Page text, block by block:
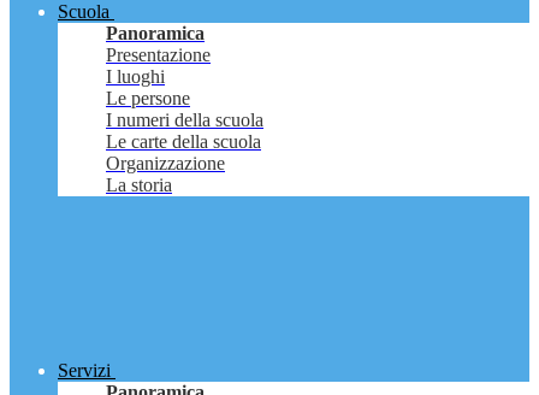
Scuola
Panoramica
Presentazione
I luoghi
Le persone
I numeri della scuola
Le carte della scuola
Organizzazione
La storia
Servizi